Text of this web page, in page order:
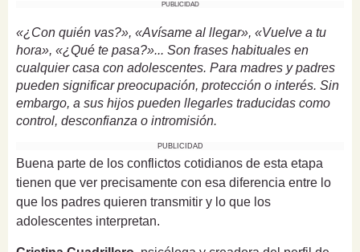
PUBLICIDAD
«¿Con quién vas?», «Avísame al llegar», «Vuelve a tu
hora», «¿Qué te pasa?»... Son frases habituales en
cualquier casa con adolescentes. Para madres y padres
pueden significar preocupación, protección o interés. Sin
embargo, a sus hijos pueden llegarles traducidas como
control, desconfianza o intromisión.
PUBLICIDAD
Buena parte de los conflictos cotidianos de esta etapa
tienen que ver precisamente con esa diferencia entre lo
que los padres quieren transmitir y lo que los
adolescentes interpretan.